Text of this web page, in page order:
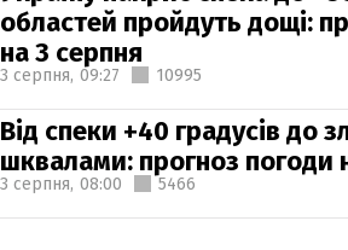
областей пройдуть дощі:
на 3 серпня
3 серпня, 09:27 10995
Від спеки +40 градусів до
шквалами: прогноз погоди
3 серпня, 08:00 5466